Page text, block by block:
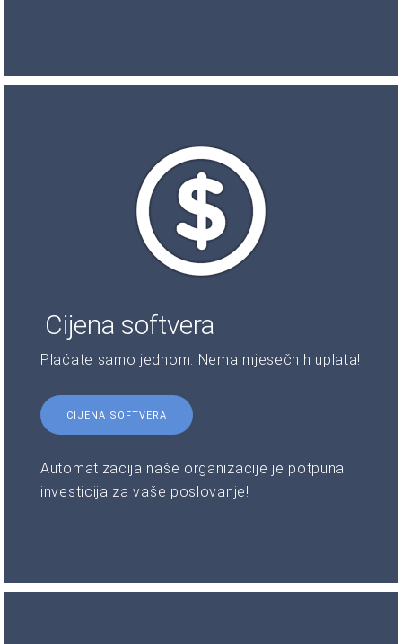
Cijena softvera
Plaćate samo jednom. Nema mjesečnih uplata!
CIJENA SOFTVERA
Automatizacija naše organizacije je potpuna
investicija za vaše poslovanje!